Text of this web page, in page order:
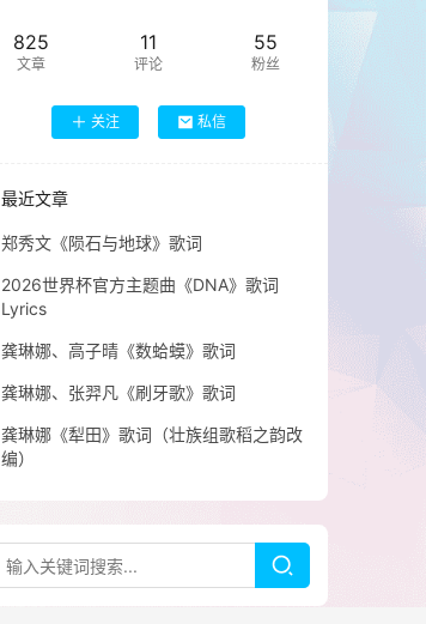
825
文章
11
评论
55
粉丝
关注 私信
最近文章
郑秀文《陨石与地球》歌词
2026世界杯官方主题曲《DNA》歌词
Lyrics
龚琳娜、高子晴《数蛤蟆》歌词
龚琳娜、张羿凡《刷牙歌》歌词
龚琳娜《犁田》歌词（壮族组歌稻之韵改
编）